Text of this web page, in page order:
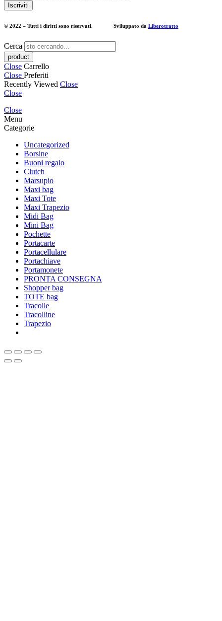
© 2022 – Tutti i diritti sono riservati. Sviluppato da Liberotratto
Cerca
Close Carrello
Close Preferiti
Recently Viewed Close
Close
Close
Menu
Categorie
Uncategorized
Borsine
Buoni regalo
Clutch
Marsupio
Maxi bag
Maxi Tote
Maxi Trapezio
Midi Bag
Mini Bag
Pochette
Portacarte
Portacellulare
Portachiave
Portamonete
PRONTA CONSEGNA
Shopper bag
TOTE bag
Tracolle
Tracolline
Trapezio